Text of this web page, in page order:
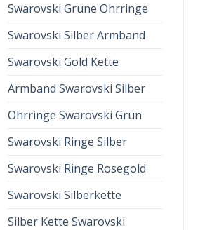
Swarovski Grüne Ohrringe
Swarovski Silber Armband
Swarovski Gold Kette
Armband Swarovski Silber
Ohrringe Swarovski Grün
Swarovski Ringe Silber
Swarovski Ringe Rosegold
Swarovski Silberkette
Silber Kette Swarovski